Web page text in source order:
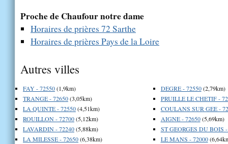
Proche de Chaufour notre dame
Horaires de prières 72 Sarthe
Horaires de prières Pays de la Loire
Autres villes
FAY - 72550(1,9km)
TRANGE - 72650(3,05km)
LA QUINTE - 72550(4,51km)
ROUILLON - 72700(5,12km)
LAVARDIN - 72240(5,88km)
LA MILESSE - 72650(6,38km)
DEGRE - 72550(2,79km)
PRUILLE LE CHETIF -
COULANS SUR GEE -
AIGNE - 72650(5,69km)
ST GEORGES DU BOIS
LE MANS - 72000